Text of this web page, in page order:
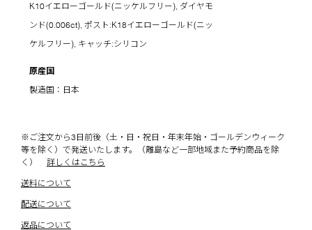
K10イエローゴールド(ニッケルフリー), ダイヤモ
ンド(0.006ct), ポスト:K18イエローゴールド(ニッ
ケルフリー), キャッチ:シリコン
原産国
製造国：日本
※ご注文から3日前後（土・日・祝日・年末年始・ゴールデンウィーク
等を除く）で発送いたします。（離島など一部地域また予約商品を除
く）
詳しくはこちら
送料について
配送について
返品について